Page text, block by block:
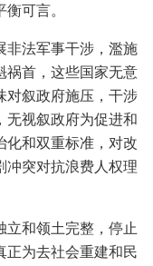
可言。
非法军事干涉，濫施
祸首，这些国家无意
对叙政府施压，干涉
无视叙政府为促进和
化和双重标准，对改
冲突对抗浪费人权理
立和领土完整，停止
正为去社会重建和民